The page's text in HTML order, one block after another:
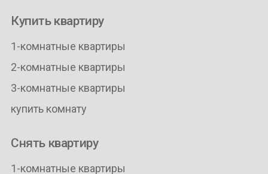
Купить квартиру
1-комнатные квартиры
2-комнатные квартиры
3-комнатные квартиры
купить комнату
Снять квартиру
1-комнатные квартиры